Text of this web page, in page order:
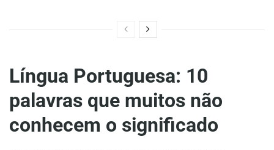
Língua Portuguesa: 10
palavras que muitos não
conhecem o significado